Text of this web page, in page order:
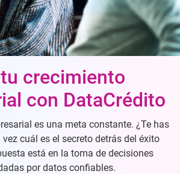
crecimiento
con DataCrédito
es una meta constante. ¿Te has
cuál es el secreto detrás del éxito
está en la toma de decisiones
por datos confiables.